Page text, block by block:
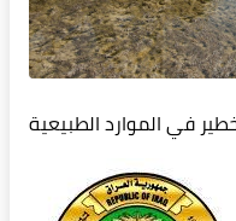
في الموارد الطبيعية